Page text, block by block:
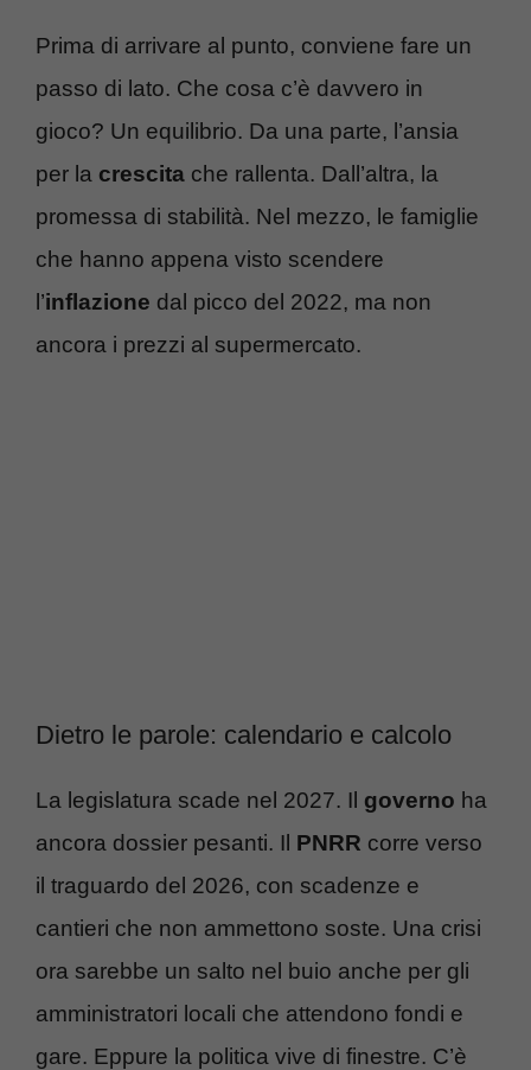
Prima di arrivare al punto, conviene fare un
passo di lato. Che cosa c’è davvero in
gioco? Un equilibrio. Da una parte, l’ansia
per la crescita che rallenta. Dall’altra, la
promessa di stabilità. Nel mezzo, le famiglie
che hanno appena visto scendere
l’inflazione dal picco del 2022, ma non
ancora i prezzi al supermercato.
Dietro le parole: calendario e calcolo
La legislatura scade nel 2027. Il governo ha
ancora dossier pesanti. Il PNRR corre verso
il traguardo del 2026, con scadenze e
cantieri che non ammettono soste. Una crisi
ora sarebbe un salto nel buio anche per gli
amministratori locali che attendono fondi e
gare. Eppure la politica vive di finestre. C’è